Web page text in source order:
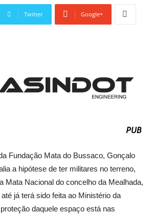
Twitter Google+
Fundação Mata do Bussaco, Gonçalo
a hipótese de ter militares no terreno,
Mata Nacional do concelho da Mealhada,
já terá sido feita ao Ministério da
daquele espaço está nas